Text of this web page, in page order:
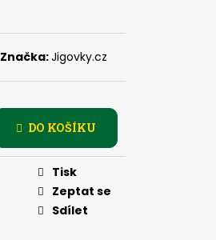
Značka:Jigovky.cz
DO KOŠÍKU
Tisk
Zeptat se
Sdílet